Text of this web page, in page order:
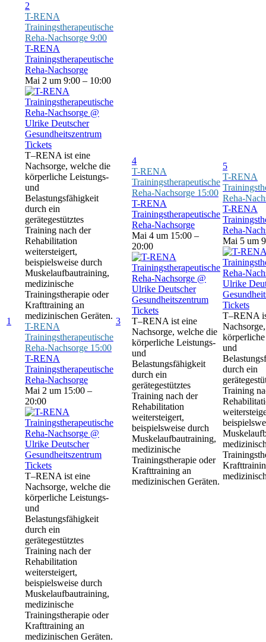
1
2
T-RENA
Trainingstherapeutische
Reha-Nachsorge 9:00
T-RENA
Trainingstherapeutische
Reha-Nachsorge
Mai 2 um 9:00 – 10:00
Tickets
T–RENA ist eine
Nachsorge, welche die
körperliche Leistungs-
und
Belastungsfähigkeit
durch ein
gerätegestütztes
Training nach der
Rehabilitation
weitersteigert,
beispielsweise durch
Muskelaufbautraining,
medizinische
Trainingstherapie oder
Krafttraining an
medizinischen Geräten.
T-RENA
Trainingstherapeutische
Reha-Nachsorge 15:00
T-RENA
Trainingstherapeutische
Reha-Nachsorge
Mai 2 um 15:00 –
20:00
Tickets
T–RENA ist eine
Nachsorge, welche die
körperliche Leistungs-
und
Belastungsfähigkeit
durch ein
gerätegestütztes
Training nach der
Rehabilitation
weitersteigert,
beispielsweise durch
Muskelaufbautraining,
medizinische
Trainingstherapie oder
Krafttraining an
medizinischen Geräten.
3
4
T-RENA
Trainingstherapeutische
Reha-Nachsorge 15:00
T-RENA
Trainingstherapeutische
Reha-Nachsorge
Mai 4 um 15:00 –
20:00
Tickets
T–RENA ist eine
Nachsorge, welche die
körperliche Leistungs-
und
Belastungsfähigkeit
durch ein
gerätegestütztes
Training nach der
Rehabilitation
weitersteigert,
beispielsweise durch
Muskelaufbautraining,
medizinische
Trainingstherapie oder
Krafttraining an
medizinischen Geräten.
5
T-RENA
Reha-
T-RENA
Reha-
Mai 5 um
Tickets
T–RENA
und
durch ein
Training